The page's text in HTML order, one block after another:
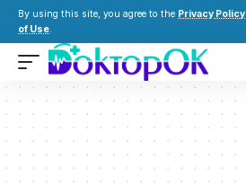
By using this site, you agree to the Privacy Policy
of Use.